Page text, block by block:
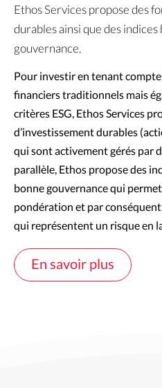
Ethos Services propose des
durables ainsi que des
gouvernance.
Pour investir en tenant
financiers traditionnels mais
critères ESG, Ethos Services
d’investissement durables
qui sont activement gérés par
parallèle, Ethos propose des
bonne gouvernance qui
pondération et par
qui représentent un risque en
En savoir plus